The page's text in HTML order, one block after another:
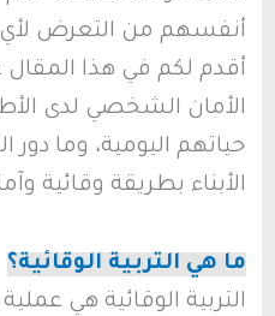
أنفسهم من التعرض
أقدم لكم في هذا المقال
الأمان الشخصي لدى
حياتهم اليومية، وما دور
الأبناء بطريقة وقائية
ما هي التربية الوقائية؟
التربية الوقائية هي